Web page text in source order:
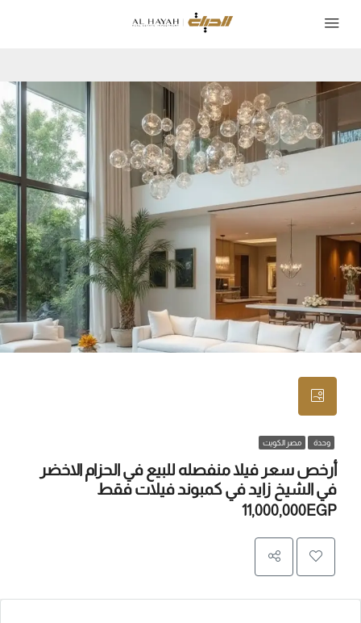
وحدة مصر الكويت
أرخص سعر فيلا منفصله للبيع في الحزام الاخضر
في الشيخ زايد في كمبوند فيلات فقط
11,000,000EGP